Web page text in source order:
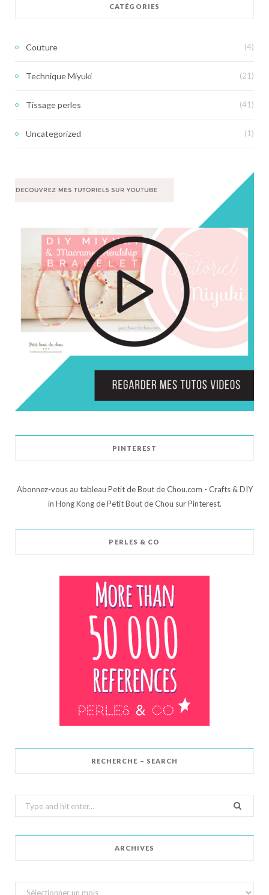
CATÉGORIES
Couture (4)
Technique Miyuki (21)
Tissage perles (41)
Uncategorized (1)
PINTEREST
Abonnez-vous au tableau Petit de Bout de Chou.com - Crafts & DIY
in Hong Kong de Petit Bout de Chou sur Pinterest.
PERLES & CO
RECHERCHE – SEARCH
Search
for:
ARCHIVES
Archives